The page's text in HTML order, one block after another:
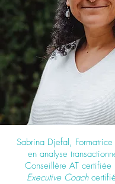
Sabrina Djefal, Formatrice
en analyse
Conseillère AT certifiée
Executive Coach